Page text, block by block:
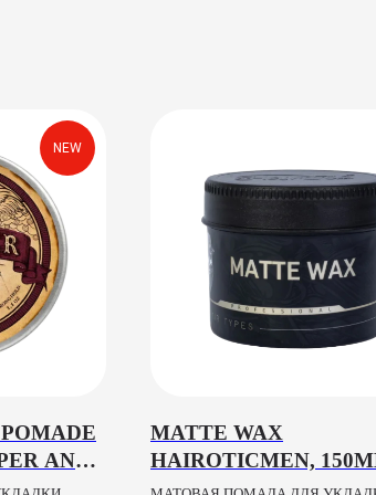
NEW
AND
MATTE WAX
HAIROTICMEN,